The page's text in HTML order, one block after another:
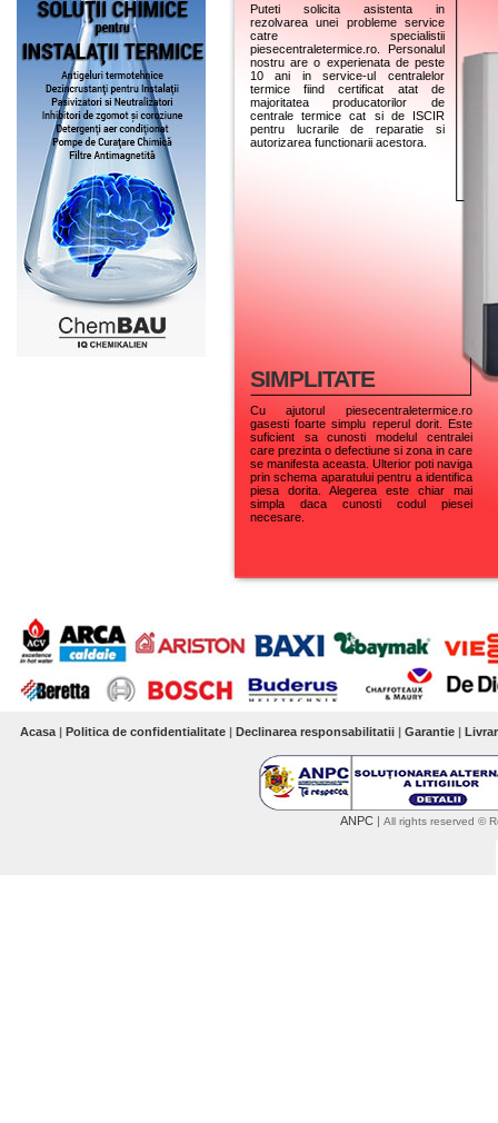
Puteti solicita asistenta in
rezolvarea unei probleme service
catre specialistii
piesecentraletermice.ro. Personalul
nostru are o experienata de peste
10 ani in service-ul centralelor
termice fiind certificat atat de
majoritatea producatorilor de
centrale termice cat si de ISCIR
pentru lucrarile de reparatie si
autorizarea functionarii acestora.
SIMPLITATE
Cu ajutorul piesecentraletermice.ro
gasesti foarte simplu reperul dorit. Este
suficient sa cunosti modelul centralei
care prezinta o defectiune si zona in care
se manifesta aceasta. Ulterior poti naviga
prin schema aparatului pentru a identifica
piesa dorita. Alegerea este chiar mai
simpla daca cunosti codul piesei
necesare.
Acasa |Politica de confidentialitate |Declinarea responsabilitatii |Garantie |
ANPC |All rights reserved ©